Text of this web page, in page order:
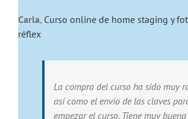
Carla, Curso online de home staging y
réflex
La compra del curso ha sido muy
así como el envío de las claves
empezar el curso. Tiene muy